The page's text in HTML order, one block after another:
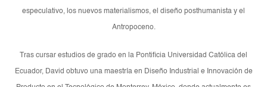
especulativo, los nuevos materialismos, el diseño posthumanista y el
Antropoceno.
Tras cursar estudios de grado en la Pontificia Universidad Católica del
Ecuador, David obtuvo una maestría en Diseño Industrial e Innovación de